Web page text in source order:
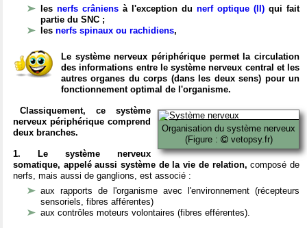
les nerfs crâniens à l'exception du nerf optique (II) qui fait
partie du SNC ;
les nerfs spinaux ou rachidiens,
Le système nerveux périphérique permet la circulation
des informations entre le système nerveux central et les
autres organes du corps (dans les deux sens) pour un
fonctionnement optimal de l'organisme.
Organisation du système nerveux
(Figure :
vetopsy.fr)
Classiquement, ce système
nerveux périphérique comprend
deux branches.
1. Le système nerveux
somatique, appelé aussi système de la vie de relation, composé de
nerfs, mais aussi de ganglions, est associé :
aux rapports de l'organisme avec l'environnement (récepteurs
sensoriels, fibres afférentes)
aux contrôles moteurs volontaires (fibres efférentes).